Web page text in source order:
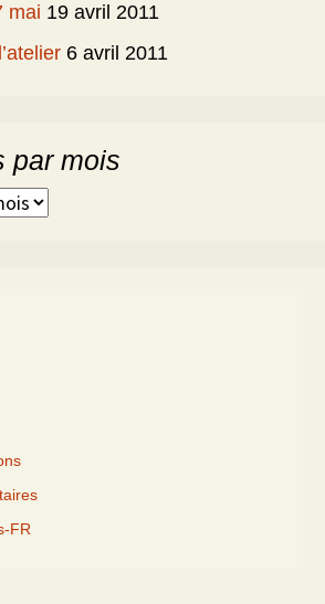
mai 19 avril 2011
6 avril 2011
par mois
FR